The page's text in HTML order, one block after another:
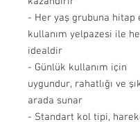
- Her yaş grubuna hitap
kullanım yelpazesi ile
idealdir
- Günlük kullanım için
uygundur, rahatlığı ve
arada sunar
- Standart kol tipi,